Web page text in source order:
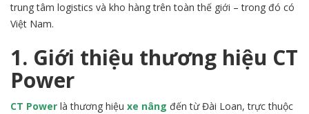
trung tâm logistics và kho hàng trên toàn thế giới – trong đó có
Việt Nam.
1. Giới thiệu thương hiệu CT
Power
CT Power là thương hiệu xe nâng đến từ Đài Loan, trực thuộc